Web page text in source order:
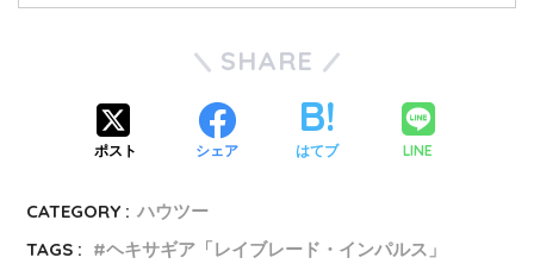
SHARE
ポスト シェア はてブ LINE
CATEGORY : ハウツー
TAGS :
ヘキサギア「レイブレード・インパルス」